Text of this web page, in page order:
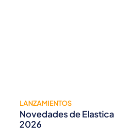
LANZAMIENTOS
Novedades de
2026